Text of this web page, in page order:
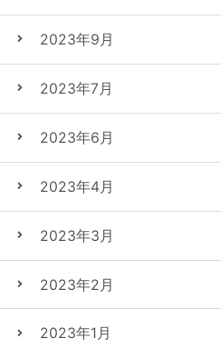
2023年9月
2023年7月
2023年6月
2023年4月
2023年3月
2023年2月
2023年1月